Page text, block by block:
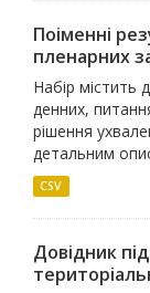
Поіменні
пленарних
Набір містить
денних,
рішення
детальним
CSV
Довідник